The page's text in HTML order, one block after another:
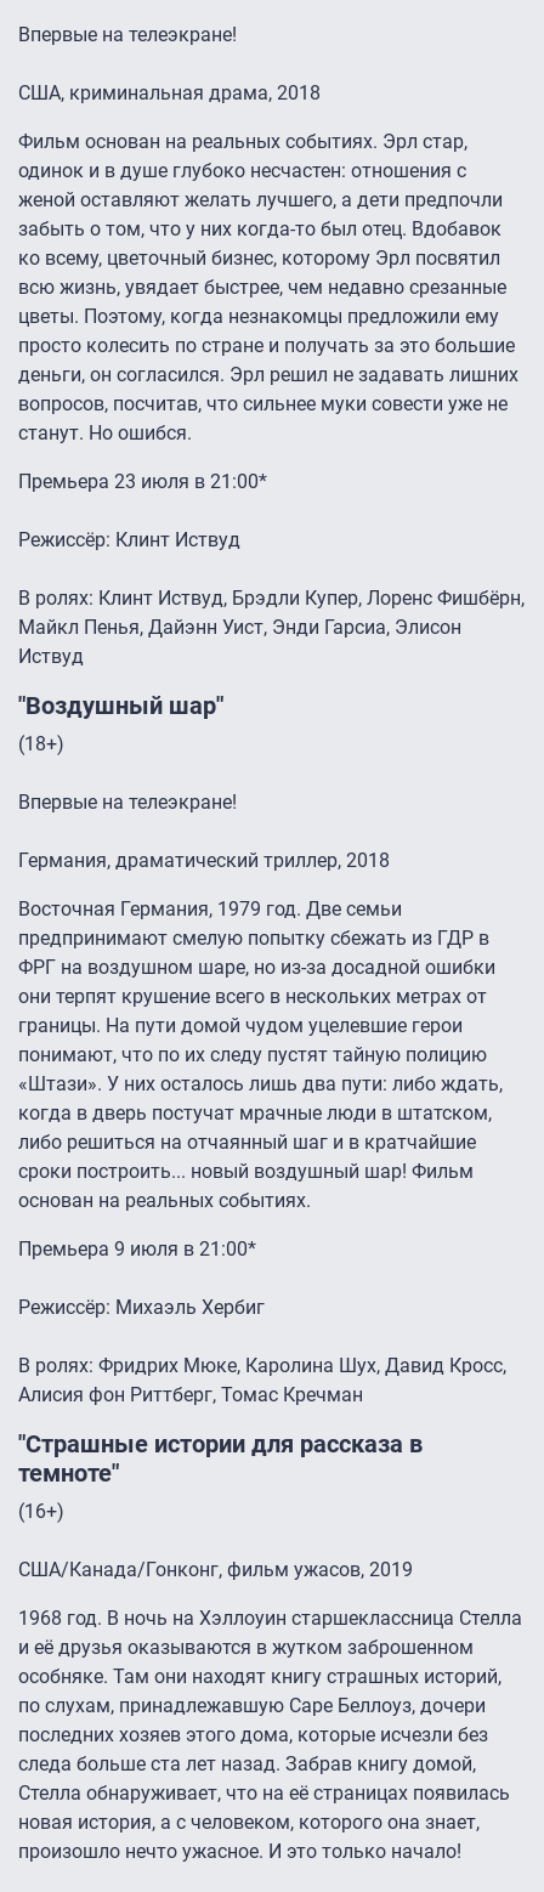
Впервые на телеэкране!
США, криминальная драма, 2018
Фильм основан на реальных событиях. Эрл стар,
одинок и в душе глубоко несчастен: отношения с
женой оставляют желать лучшего, а дети предпочли
забыть о том, что у них когда-то был отец. Вдобавок
ко всему, цветочный бизнес, которому Эрл посвятил
всю жизнь, увядает быстрее, чем недавно срезанные
цветы. Поэтому, когда незнакомцы предложили ему
просто колесить по стране и получать за это большие
деньги, он согласился. Эрл решил не задавать лишних
вопросов, посчитав, что сильнее муки совести уже не
станут. Но ошибся.
Премьера 23 июля в 21:00*
Режиссёр: Клинт Иствуд
В ролях: Клинт Иствуд, Брэдли Купер, Лоренс Фишбёрн,
Майкл Пенья, Дайэнн Уист, Энди Гарсиа, Элисон
Иствуд
"Воздушный шар"
(18+)
Впервые на телеэкране!
Германия, драматический триллер, 2018
Восточная Германия, 1979 год. Две семьи
предпринимают смелую попытку сбежать из ГДР в
ФРГ на воздушном шаре, но из-за досадной ошибки
они терпят крушение всего в нескольких метрах от
границы. На пути домой чудом уцелевшие герои
понимают, что по их следу пустят тайную полицию
«Штази». У них осталось лишь два пути: либо ждать,
когда в дверь постучат мрачные люди в штатском,
либо решиться на отчаянный шаг и в кратчайшие
сроки построить... новый воздушный шар! Фильм
основан на реальных событиях.
Премьера 9 июля в 21:00*
Режиссёр: Михаэль Хербиг
В ролях: Фридрих Мюке, Каролина Шух, Давид Кросс,
Алисия фон Риттберг, Томас Кречман
"Страшные истории для рассказа в
темноте"
(16+)
США/Канада/Гонконг, фильм ужасов, 2019
1968 год. В ночь на Хэллоуин старшеклассница Стелла
и её друзья оказываются в жутком заброшенном
особняке. Там они находят книгу страшных историй,
по слухам, принадлежавшую Саре Беллоуз, дочери
последних хозяев этого дома, которые исчезли без
следа больше ста лет назад. Забрав книгу домой,
Стелла обнаруживает, что на её страницах появилась
новая история, а с человеком, которого она знает,
произошло нечто ужасное. И это только начало!